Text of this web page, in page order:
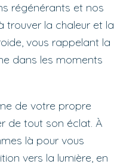
régénérants et nos
trouver la chaleur et la
vous rappelant la
dans les moments
de votre propre
de tout son éclat. À
là pour vous
vers la lumière, en